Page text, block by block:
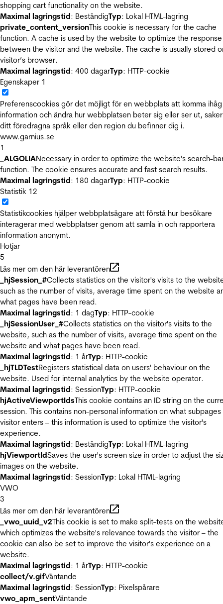
shopping cart functionality on the website.
Maximal lagringstid: BeständigTyp: Lokal HTML-lagring
private_content_versionThis cookie is necessary for the cache
function. A cache is used by the website to optimize the
between the visitor and the website. The cache is usually stored
visitor’s browser.
Maximal lagringstid: 400 dagarTyp: HTTP-cookie
Egenskaper 1
Preferenscookies gör det möjligt för en webbplats att komma ihåg
information och ändra hur webbplatsen beter sig eller ser ut,
ditt föredragna språk eller den region du befinner dig i.
www.garnius.se
1
_ALGOLIANecessary in order to optimize the website's search-
function. The cookie ensures accurate and fast search results.
Maximal lagringstid: 180 dagarTyp: HTTP-cookie
Statistik 12
Statistikcookies hjälper webbplatsägare att förstå hur besökare
interagerar med webbplatser genom att samla in och rapportera
information anonymt.
Hotjar
5
Läs mer om den här leverantören
_hjSession_#Collects statistics on the visitor's visits to the
such as the number of visits, average time spent on the website
what pages have been read.
Maximal lagringstid: 1 dagTyp: HTTP-cookie
_hjSessionUser_#Collects statistics on the visitor's visits to the
website, such as the number of visits, average time spent on the
website and what pages have been read.
Maximal lagringstid: 1 årTyp: HTTP-cookie
_hjTLDTestRegisters statistical data on users' behaviour on the
website. Used for internal analytics by the website operator.
Maximal lagringstid: SessionTyp: HTTP-cookie
hjActiveViewportIdsThis cookie contains an ID string on the
session. This contains non-personal information on what
visitor enters – this information is used to optimize the visitor's
experience.
Maximal lagringstid: BeständigTyp: Lokal HTML-lagring
hjViewportIdSaves the user's screen size in order to adjust the
images on the website.
Maximal lagringstid: SessionTyp: Lokal HTML-lagring
VWO
3
Läs mer om den här leverantören
_vwo_uuid_v2This cookie is set to make split-tests on the
which optimizes the website's relevance towards the visitor – the
cookie can also be set to improve the visitor's experience on a
website.
Maximal lagringstid: 1 årTyp: HTTP-cookie
collect/v.gifVäntande
Maximal lagringstid: SessionTyp: Pixelspårare
vwo_apm_sentVäntande